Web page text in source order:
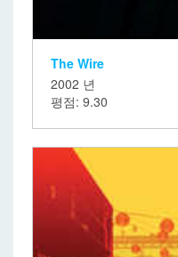
The Wire
2002 년
평점: 9.30